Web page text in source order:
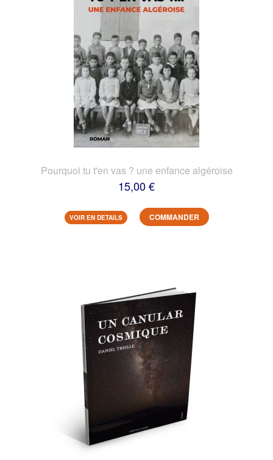
Pourquoi tu t'en vas ? une enfance algéroise
15,00 €
VOIR EN DETAILS COMMANDER